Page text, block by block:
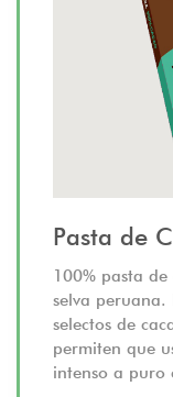
Pasta de
100% pasta
selva peruana.
selectos de
permiten que
intenso a puro